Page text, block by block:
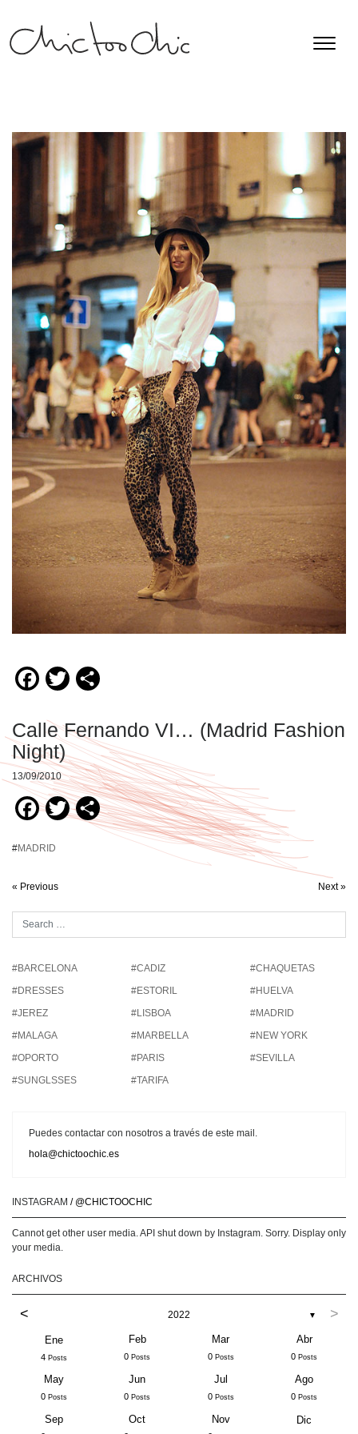
Facebook
Twitter
Calle Fernando VI… (Madrid Fashion
Night)
13/09/2010
Facebook
TwitterCompartir
#MADRID
« Previous Next »
#BARCELONA #CADIZ
#CHAQUETAS
#DRESSES
#ESTORIL
#HUELVA
#JEREZ
#LISBOA
#MADRID
#MALAGA
#MARBELLA
#NEW YORK
#OPORTO
#PARIS
#SEVILLA
#SUNGLSSES
#TARIFA
Puedes contactar con nosotros a través de este mail.
hola@chictoochic.es
INSTAGRAM / @CHICTOOCHIC
Cannot get other user media. API shut down by Instagram. Sorry. Display only
your media.
ARCHIVOS
< 2022 ▼ >
Ene
4 Posts
Feb
0 Posts
Mar
0 Posts
Abr
0 Posts
May
0 Posts
Jun
0 Posts
Jul
0 Posts
Ago
0 Posts
Sep Oct Nov Dic